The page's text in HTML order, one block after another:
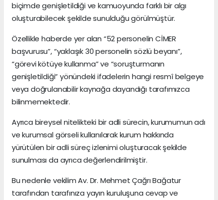
biçimde genişletildiği ve kamuoyunda farklı bir algı
oluşturabilecek şekilde sunulduğu görülmüştür.
Özellikle haberde yer alan “52 personelin CİMER
başvurusu”, “yaklaşık 30 personelin sözlü beyanı”,
“görevi kötüye kullanma” ve “soruşturmanın
genişletildiği” yönündeki ifadelerin hangi resmî belgeye
veya doğrulanabilir kaynağa dayandığı tarafımızca
bilinmemektedir.
Ayrıca bireysel nitelikteki bir adli sürecin, kurumumun adı
ve kurumsal görseli kullanılarak kurum hakkında
yürütülen bir adli süreç izlenimi oluşturacak şekilde
sunulması da ayrıca değerlendirilmiştir.
Bu nedenle vekilim Av. Dr. Mehmet Çağrı Bağatur
tarafından tarafınıza yayın kuruluşuna cevap ve